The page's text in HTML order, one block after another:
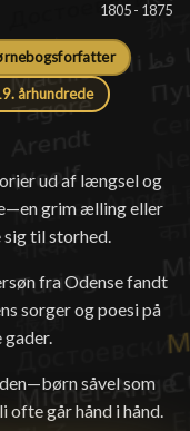
1805 - 1875
århundrede
ud af længsel og
grim ælling eller
til storhed.
fra Odense fandt
sorger og poesi på
såvel som
går hånd i hånd.